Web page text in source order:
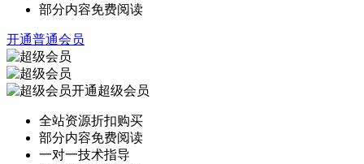
部分内容免费阅读
开通普通会员
开通超级会员
全站资源折扣购买
部分内容免费阅读
一对一技术指导